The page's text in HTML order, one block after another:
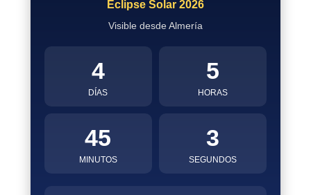
Eclipse Solar 2026
Visible desde Almería
4
DÍAS
5
HORAS
45
MINUTOS
3
SEGUNDOS